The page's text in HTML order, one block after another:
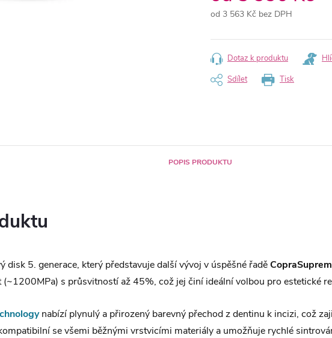
od 3 563 Kč bez DPH
cena:
Tisk
Dotaz k produktu
Sdílet
POPIS PRODUKTU
disk 5. generace, který představuje další vývoj v úspěšné řadě
s průsvitností až 45%, což jej činí ideální volbou pro estetické
nabízí plynulý a přirozený barevný přechod z dentinu k incizi, což
se všemi běžnými vrstvicími materiály a umožňuje rychlé